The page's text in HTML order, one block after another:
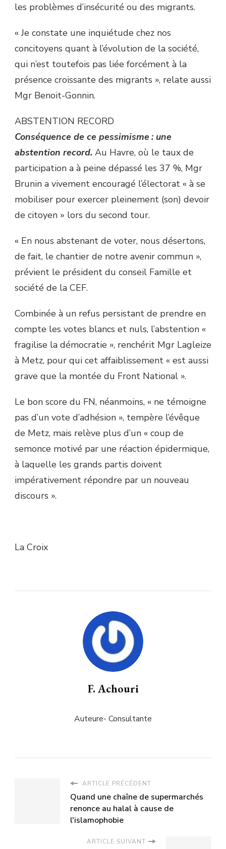
les problèmes d’insécurité ou des migrants.
« Je constate une inquiétude chez nos
concitoyens quant à l’évolution de la société,
qui n’est toutefois pas liée forcément à la
présence croissante des migrants », relate aussi
Mgr Benoit-Gonnin.
ABSTENTION RECORD
Conséquence de ce pessimisme : une
abstention record. Au Havre, où le taux de
participation a à peine dépassé les 37 %, Mgr
Brunin a vivement encouragé l’électorat « à se
mobiliser pour exercer pleinement (son) devoir
de citoyen » lors du second tour.
« En nous abstenant de voter, nous désertons,
de fait, le chantier de notre avenir commun »,
prévient le président du conseil Famille et
société de la CEF.
Combinée à un refus persistant de prendre en
compte les votes blancs et nuls, l’abstention «
fragilise la démocratie », renchérit Mgr Lagleize
à Metz, pour qui cet affaiblissement « est aussi
grave que la montée du Front National ».
Le bon score du FN, néanmoins, « ne témoigne
pas d’un vote d’adhésion », tempère l’évêque
de Metz, mais relève plus d’un « coup de
semonce motivé par une réaction épidermique,
à laquelle les grands partis doivent
impérativement répondre par un nouveau
discours ».
La Croix
F. Achouri
Auteure- Consultante
ARTICLE PRÉCÉDENT
Quand une chaîne de supermarchés
renonce au halal à cause de
l'islamophobie
ARTICLE SUIVANT